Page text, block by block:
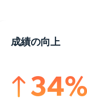
成績の向上